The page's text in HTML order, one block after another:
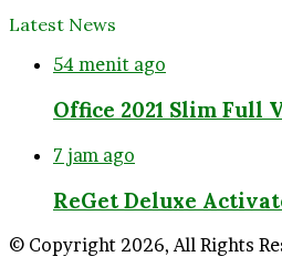
Latest News
54 menit ago
Office 2021 Slim Full
7 jam ago
ReGet Deluxe
© Copyright 2026, All Rights